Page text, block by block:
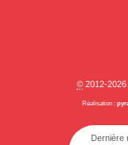
©2012-2026
Réalisation :
Dernière